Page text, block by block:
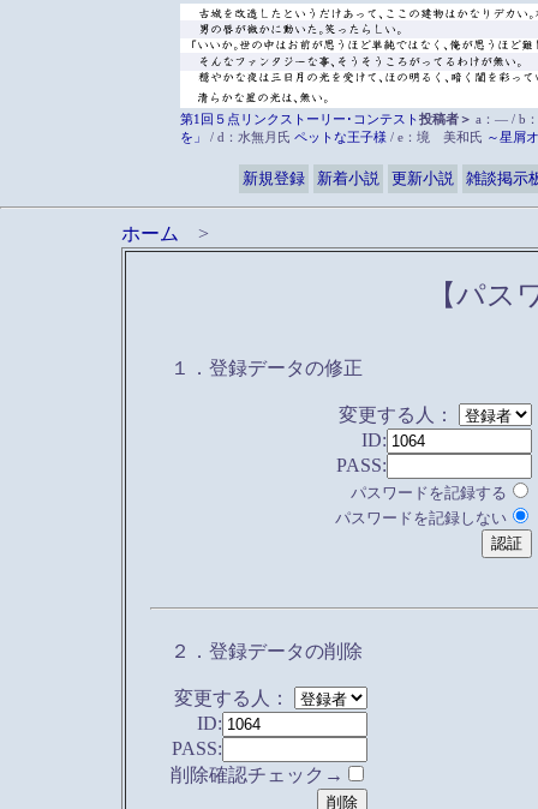
第1回５点リンクストーリー･コンテスト投稿者＞ a：― / b
を」
/ d：水無月氏 ペットな王子様 / e：境 美和氏 ～星屑
新規登録 新着小説 更新小説 雑談掲示
ホーム >
【パス
１．登録データの修正
変更する人：
ID:
PASS:
パスワードを記録する
パスワードを記録しない
２．登録データの削除
変更する人：
ID:
PASS:
削除確認チェック→